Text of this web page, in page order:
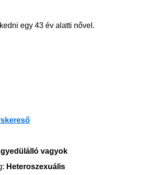
egy 43 év alatti nővel.
vagyok
Heteroszexuális